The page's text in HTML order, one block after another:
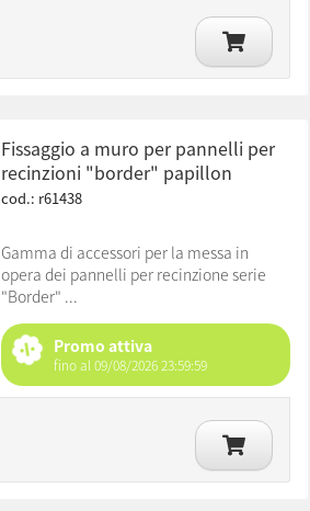
fissaggio a muro per pannelli per
recinzioni "border" papillon
cod.: r61438
Gamma di accessori per la messa in
opera dei pannelli per recinzione serie
"Border" ...
Promo attiva
fino al 09/08/2026 23:59:59